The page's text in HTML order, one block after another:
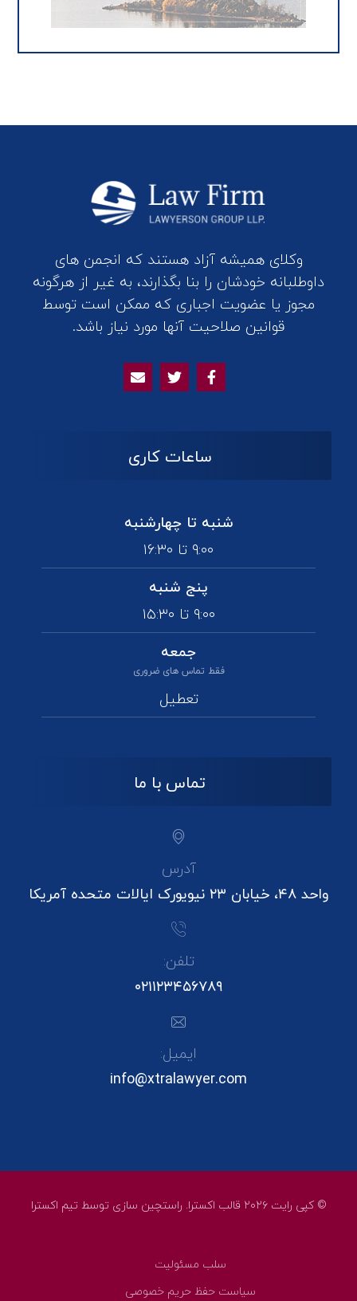
وکلای همیشه آزاد هستند که انجمن های
داوطلبانه خودشان را بنا بگذارند، به غیر از هرگونه
مجوز یا عضویت اجباری که ممکن است توسط
قوانین صلاحیت آنها مورد نیاز باشد.
ساعات کاری
شنبه تا چهارشنبه
۹:۰۰ تا ۱۶:۳۰
پنج شنبه
۹:۰۰ تا ۱۵:۳۰
جمعه
فقط تماس های ضروری
تعطیل
تماس با ما
آدرس
واحد ۴۸، خیابان ۲۳ نیویورک ایالات متحده آمریکا
تلفن:
۰۲۱۱۲۳۴۵۶۷۸۹
ایمیل:
info@xtralawyer.com
© کپی رایت ۲۰۲۶ قالب اکسترا. راستچین سازی توسط تیم اکسترا
سلب مسئولیت
سیاست حفظ حریم خصوصی